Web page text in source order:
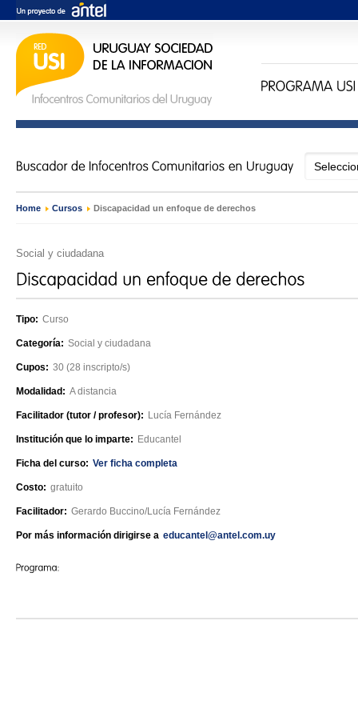
Home › Cursos › Discapacidad un enfoque de derechos
Social y ciudadana
Tipo: Curso
Categoría: Social y ciudadana
Cupos: 30 (28 inscripto/s)
Modalidad: A distancia
Facilitador (tutor / profesor): Lucía Fernández
Institución que lo imparte: Educantel
Ficha del curso: Ver ficha completa
Costo: gratuito
Facilitador: Gerardo Buccino/Lucía Fernández
Por más información dirigirse a educantel@antel.com.uy